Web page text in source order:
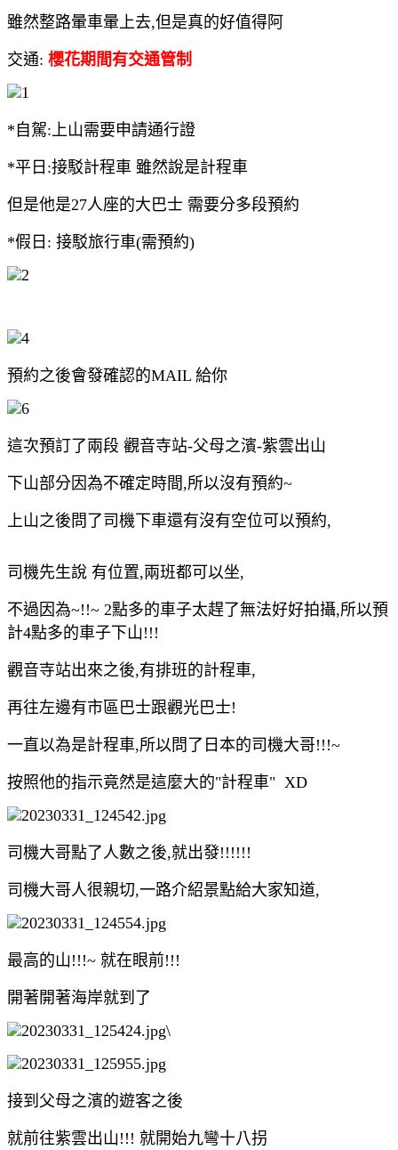
雖然整路暈車暈上去,但是真的好值得阿
交通: 櫻花期間有交通管制
*自駕:上山需要申請通行證
*平日:接駁計程車 雖然說是計程車
但是他是27人座的大巴士 需要分多段預約
*假日: 接駁旅行車(需預約)
預約之後會發確認的MAIL 給你
這次預訂了兩段 觀音寺站-父母之濱-紫雲出山
下山部分因為不確定時間,所以沒有預約~
上山之後問了司機下車還有沒有空位可以預約,
司機先生說 有位置,兩班都可以坐,
不過因為~!!~ 2點多的車子太趕了無法好好拍攝,所以預
計4點多的車子下山!!!
觀音寺站出來之後,有排班的計程車,
再往左邊有市區巴士跟觀光巴士!
一直以為是計程車,所以問了日本的司機大哥!!!~
按照他的指示竟然是這麼大的"計程車" XD
司機大哥點了人數之後,就出發!!!!!!
司機大哥人很親切,一路介紹景點給大家知道,
最高的山!!!~ 就在眼前!!!
開著開著海岸就到了
\
接到父母之濱的遊客之後
就前往紫雲出山!!! 就開始九彎十八拐